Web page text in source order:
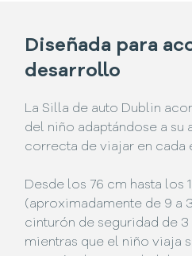
Diseñada para
desarrollo
La Silla de auto Dublin
del niño adaptándose a su
correcta de viajar en cada
Desde los 76 cm hasta los
(aproximadamente de 9 a
cinturón de seguridad de
mientras que el niño viaja